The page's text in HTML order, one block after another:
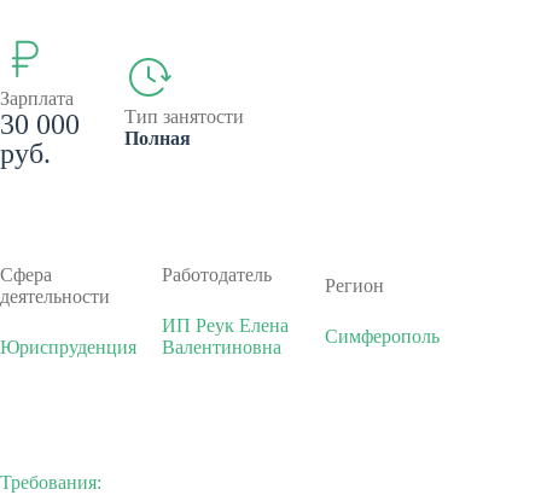
Зарплата
30 000
руб.
Тип занятости
Полная
Сфера
деятельности
Юриспруденция
Работодатель
ИП Реук Елена
Валентиновна
Регион
Симферополь
Требования: